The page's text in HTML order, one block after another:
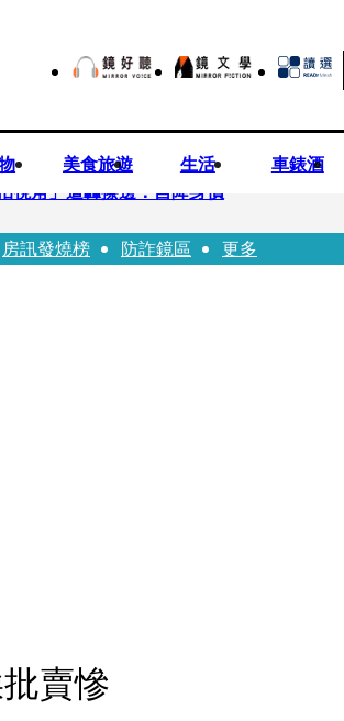
美食旅遊 生活 車錶酒
角」遭轟擦邊：自降身價
方案
房訊發燒榜 防詐鏡區 更多
批賣慘